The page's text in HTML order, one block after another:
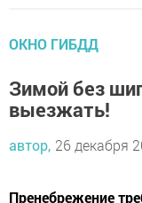
ОКНО ГИБДД
Зимой без
выезжать!
автор, 26 декабря
Пренебрежение